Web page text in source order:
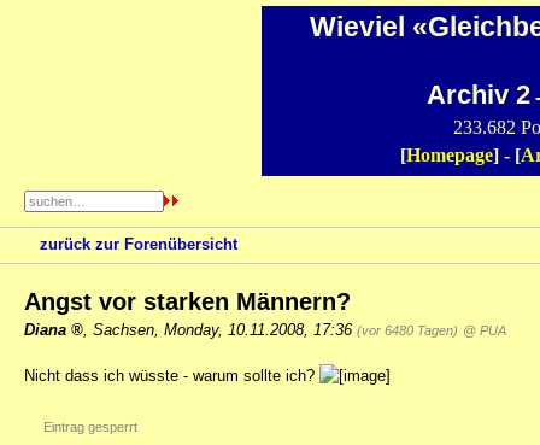
Wieviel
Archiv 2
233.682
[Homepage] - [
zurück zur Forenübersicht
Angst vor starken Männern?
Diana Sachsen Monday, 10.11.2008, 17:36 (vor 6480 Tagen) @ PUA
Nicht dass ich wüsste - warum sollte ich?
Eintrag gesperrt